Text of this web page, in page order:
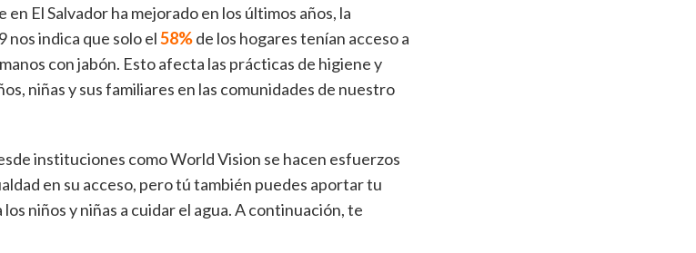
El Salvador ha mejorado en los últimos años, la
nos indica que solo el58%de los hogares tenían acceso a
con jabón. Esto afecta las prácticas de higiene y
niñas y sus familiares en las comunidades de nuestro
instituciones como World Vision se hacen esfuerzos
en su acceso, pero tú también puedes aportar tu
niños y niñas a cuidar el agua. A continuación, te